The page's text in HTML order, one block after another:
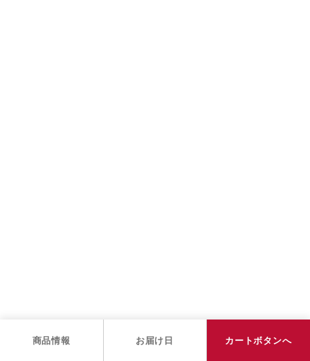
商品情報 お届け日 カートボタンへ